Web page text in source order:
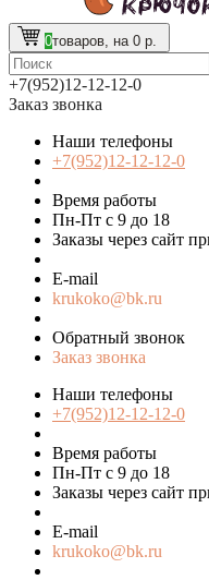
0товаров, на 0 р.
+7(952)12-12-12-0
Заказ звонка
Наши телефоны
+7(952)12-12-12-0
Время работы
Пн-Пт с 9 до 18
Заказы через сайт
E-mail
krukoko@bk.ru
Обратный звонок
Заказ звонка
Наши телефоны
+7(952)12-12-12-0
Время работы
Пн-Пт с 9 до 18
Заказы через сайт
E-mail
krukoko@bk.ru